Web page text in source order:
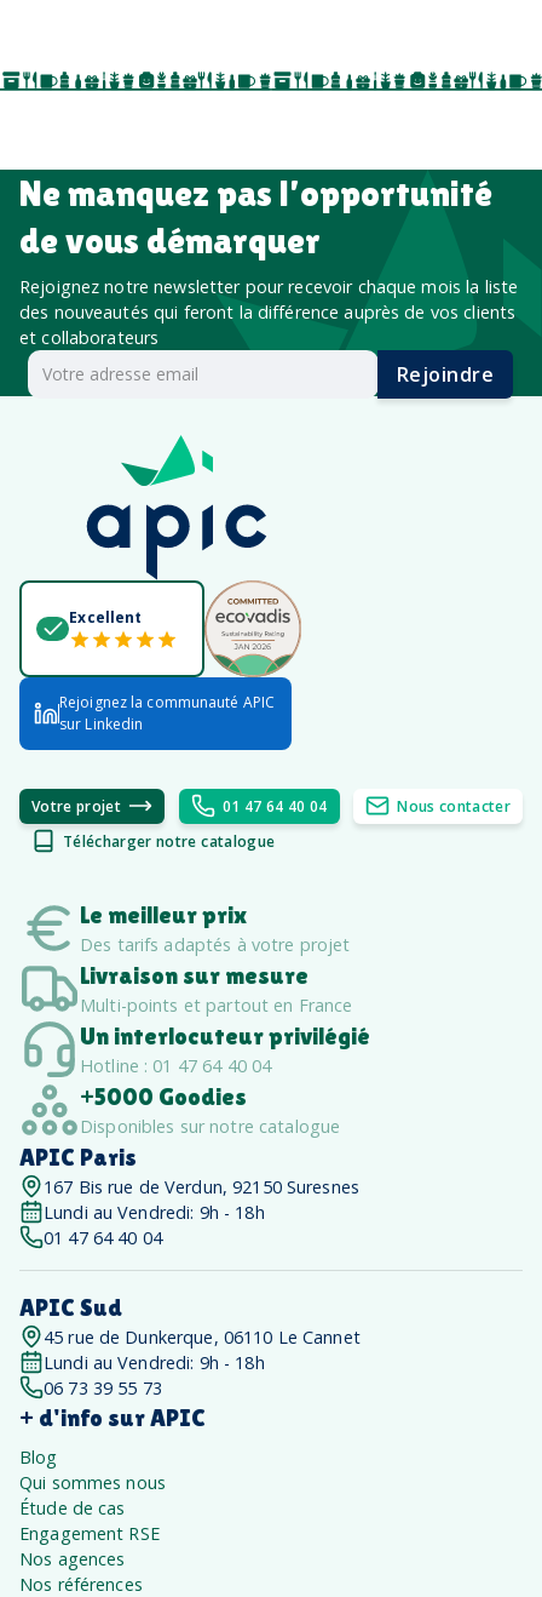
salon professionnel
Ne manquez pas l’opportunité
de vous démarquer
Rejoignez notre newsletter pour recevoir chaque mois la liste
des nouveautés qui feront la différence auprès de vos clients
et collaborateurs
Rejoindre
Excellent
Rejoignez la communauté APIC
sur Linkedin
Votre projet 01 47 64 40 04
Nous contacter
Télécharger notre catalogue
Le meilleur prix
Des tarifs adaptés à votre projet
Livraison sur mesure
Multi-points et partout en France
Un interlocuteur privilégié
Hotline : 01 47 64 40 04
+5000 Goodies
Disponibles sur notre catalogue
APIC Paris
167 Bis rue de Verdun, 92150 Suresnes
Lundi au Vendredi: 9h - 18h
01 47 64 40 04
APIC Sud
45 rue de Dunkerque, 06110 Le Cannet
Lundi au Vendredi: 9h - 18h
06 73 39 55 73
+ d'info sur APIC
Blog
Qui sommes nous
Étude de cas
Engagement RSE
Nos agences
Nos références